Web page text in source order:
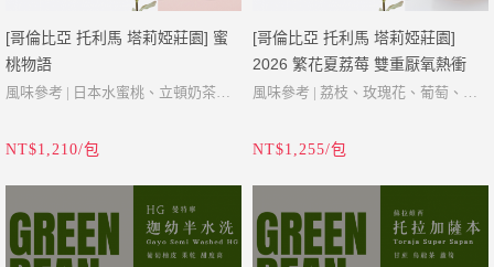
年份 | 2026
野生麝香貓咖啡是由野生印尼棕櫚果
成，在生產過程中完全沒有籠飼或強
迫餵食的狀況發生。咖啡農將果子狸
[哥倫比亞 托利馬 塔莉婭莊園] 蜜
桃物語
風味參考 | 日本水蜜桃、立頓奶茶、
產地 | 哥倫比亞 托利馬 塔莉婭莊園
品種 | 卡度拉/卡度艾
海拔 | 1600-1750 M
含水率 | 11.2%
NT$1,210/包
[哥倫比亞 托利馬 塔莉婭莊園]
2026 繁花夏荔莓 雙重厭氧熱衝
風味參考 | 荔枝、玫瑰花、葡萄、水
產地 | 哥倫比亞 托利馬 塔莉婭莊園
品種 | 卡度拉/卡度艾
海拔 | 1600-1750 M
含水率 | 11.2%
NT$1,255/包